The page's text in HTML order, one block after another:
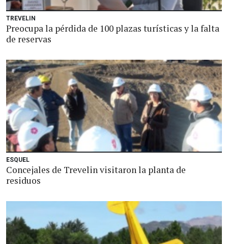
TREVELIN
Preocupa la pérdida de 100 plazas turísticas y la falta
de reservas
ESQUEL
Concejales de Trevelin visitaron la planta de
residuos